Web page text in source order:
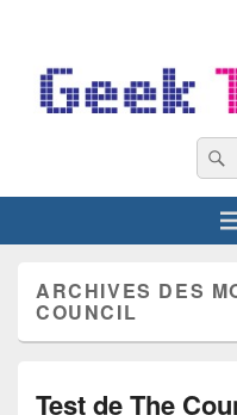
ARCHIVES DES
COUNCIL
Test de The